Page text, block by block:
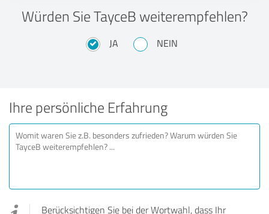
Würden Sie TayceB weiterempfehlen?
JA NEIN
Ihre persönliche Erfahrung
Berücksichtigen Sie bei der Wortwahl, dass Ihr